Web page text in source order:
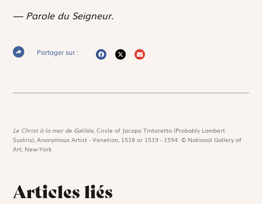
— Parole du Seigneur.
Partager sur :
Le Christ à la mer de Galilée,Circle of Jacopo Tintoretto (Probably Lambert
Sustris), Anonymous Artist - Venetian, 1518 or 1519 - 1594. © National Gallery of
Art, New-York
Articles liés